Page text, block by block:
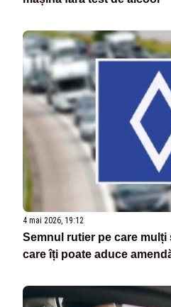
4 mai 2026, 19:12
Semnul rutier pe care
care îți poate aduce